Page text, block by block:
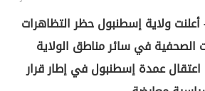
أعلنت ولاية إسطنبول حظر التظاهرات
الصحفية في سائر مناطق الولاية
اعتقال عمدة إسطنبول في إطار قرار